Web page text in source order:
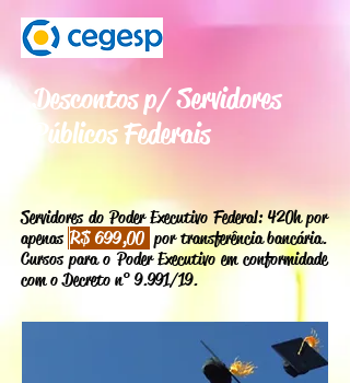
Descontos p/ Servidores
Públicos Federais
Servidores do Poder Executivo Federal: 420h por
apenas R$ 699,00 por transferência bancária.
Cursos para o Poder Executivo em conformidade
com o Decreto n° 9.991/19.